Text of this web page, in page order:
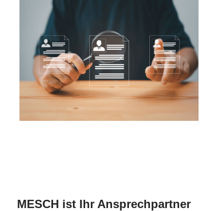
MESCH ist Ihr Ansprechpartner